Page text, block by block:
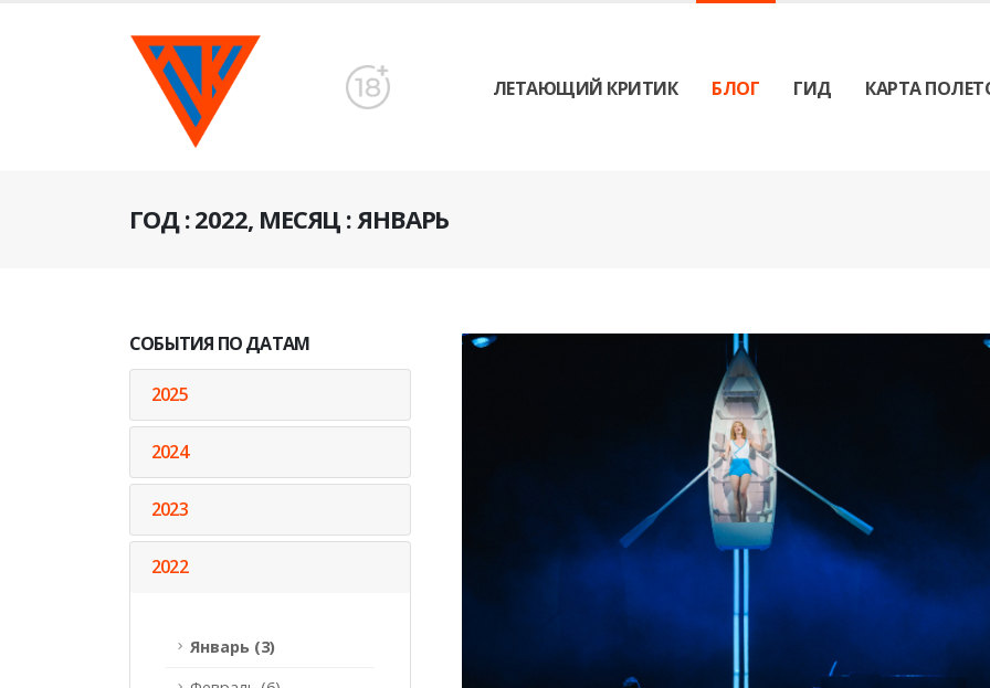
ЛЕТАЮЩИЙ КРИТИК БЛОГ ГИД КАРТА
ГОД : 2022, МЕСЯЦ : ЯНВАРЬ
СОБЫТИЯ ПО ДАТАМ
2025
2024
2023
2022
Январь (3)